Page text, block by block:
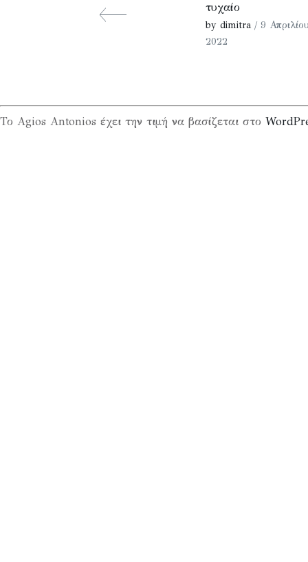
τυχαίο
by dimitra / 9
2022
Το Agios Antonios έχει την τιμή να βασίζεται στο